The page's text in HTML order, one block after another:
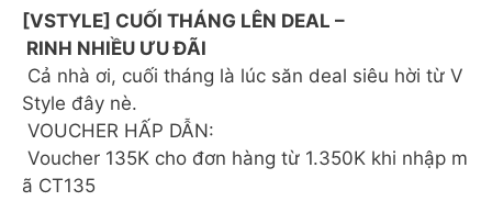
[VSTYLE] CUỐI THÁNG LÊN DEAL –
RINH NHIỀU ƯU ĐÃI
Cả nhà ơi, cuối tháng là lúc săn deal siêu hời từ V
Style đây nè.
VOUCHER HẤP DẪN:
Voucher 135K cho đơn hàng từ 1.350K khi nhập m
ã CT135